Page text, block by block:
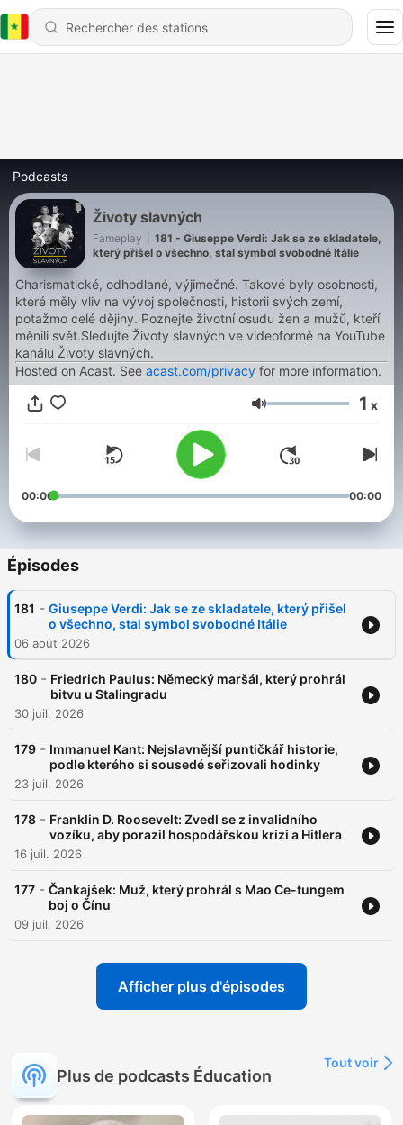
Podcasts
Životy slavných
Fameplay
181 - Giuseppe Verdi: Jak se ze skladatele,
který přišel o všechno, stal symbol svobodné Itálie
Charismatické, odhodlané, výjimečné. Takové byly osobnosti,
které měly vliv na vývoj společnosti, historii svých zemí,
potažmo celé dějiny. Poznejte životní osudu žen a mužů, kteří
měnili svět.Sledujte Životy slavných ve videoformě na YouTube
kanálu Životy slavných.
Hosted on Acast. See acast.com/privacy for more information.
Volume 1 x
00:00 00:00
Épisodes
181 - Giuseppe Verdi: Jak se ze skladatele, který přišel
o všechno, stal symbol svobodné Itálie
06 août 2026
180 - Friedrich Paulus: Německý maršál, který prohrál
bitvu u Stalingradu
30 juil. 2026
179 - Immanuel Kant: Nejslavnější puntičkář historie,
podle kterého si sousedé seřizovali hodinky
23 juil. 2026
178 - Franklin D. Roosevelt: Zvedl se z invalidního
vozíku, aby porazil hospodářskou krizi a Hitlera
16 juil. 2026
177 - Čankajšek: Muž, který prohrál s Mao Ce-tungem
boj o Čínu
09 juil. 2026
Afficher plus d'épisodes
Plus de podcasts Éducation
Tout voir